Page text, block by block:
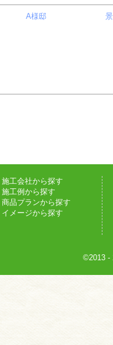
A様邸
施工会社から探す
施工例から探す
商品プランから探す
イメージから探す
©2013 -